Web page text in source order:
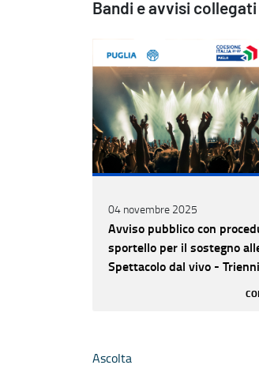
Bandi e avvisi collegati
04 novembre 2025
Avviso pubblico con
sportello per il sostegno
Spettacolo dal vivo -
Ascolta